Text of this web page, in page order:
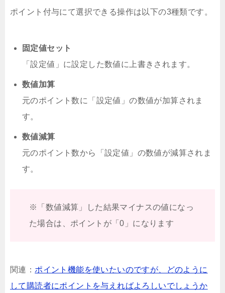
ポイント付与にて選択できる操作は以下の3種類です。
固定値セット
「設定値」に設定した数値に上書きされます。
数値加算
元のポイント数に「設定値」の数値が加算されま
す。
数値減算
元のポイント数から「設定値」の数値が減算されま
す。
※「数値減算」した結果マイナスの値になっ
た場合は、ポイントが「0」になります
関連： ポイント機能を使いたいのですが、どのように
して購読者にポイントを与えればよろしいでしょうか